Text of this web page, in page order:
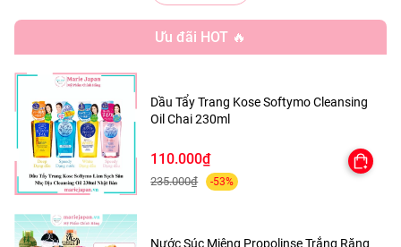
- 20% Niacinamide: một amide hoạt động của vitamin B3
và bao gồm niacin (còn được gọi là nicotinic acid) và
amide của nó giúp ức chế tiết dầu của tế bào tuyến bã
nhờn, từ đó dẫn đến da ít sản xuất bã nhờn hơn và giảm
độ nhờn tổng thể của da
- 1% ZinC PCA: kiểm soát điều tiết bã nhờn, kiềm dầu và
làm sạch sâu lỗ chân lông giúp cải thiện thu nhỏ lỗ chân
lông
Ưu đãi HOT 🔥
Dầu Tẩy Trang Kose Softymo Cleansing
Oil Chai 230ml
110.000₫
235.000₫ -53%
Nước Súc Miệng Propolinse Trắng Răng